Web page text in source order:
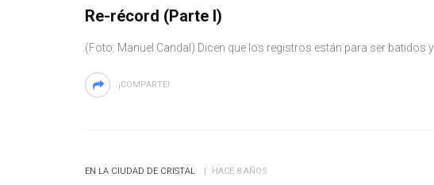
Re-récord (Parte I)
(Foto: Manuel Candal) Dicen que los registros están para ser batidos
¡COMPARTE!
EN LA CIUDAD DE CRISTAL HACE 8 AÑOS